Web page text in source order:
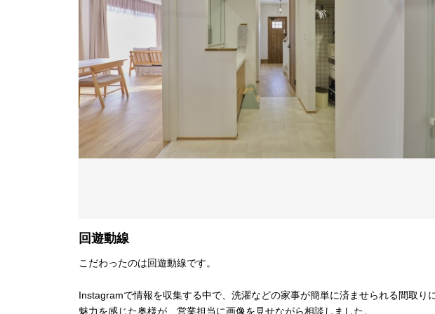
回遊動線
こだわったのは回遊動線です。
Instagramで情報を収集する中で、洗濯などの家事が簡単に済ませられる間取り
魅力を感じた奥様が、営業担当に画像を見せながら相談しました。